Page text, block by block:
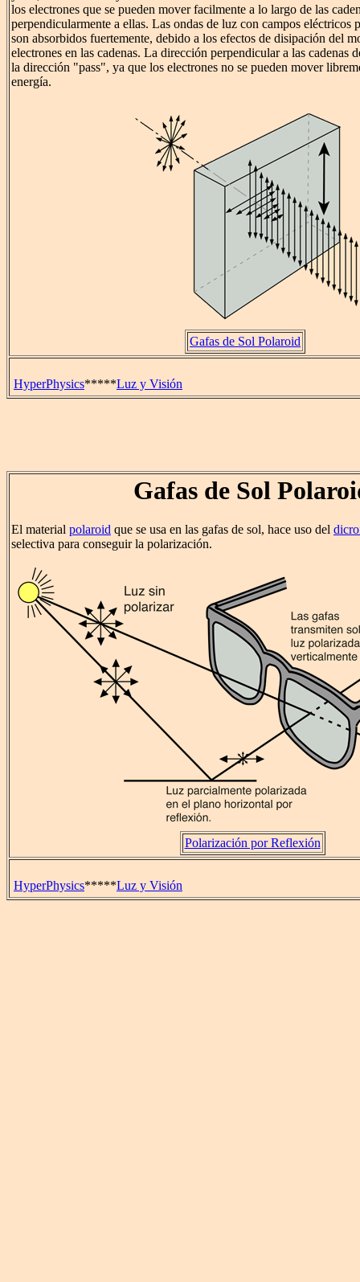
los electrones que se pueden mover facilmente a lo largo de las
perpendicularmente a ellas. Las ondas de luz con campos eléctricos
son absorbidos fuertemente, debido a los efectos de disipación del
electrones en las cadenas. La dirección perpendicular a las cadenas
la dirección "pass", ya que los electrones no se pueden mover
energía.
Gafas de Sol Polaroid
HyperPhysics*****Luz y Visión
Gafas de Sol
El material polaroid que se usa en las gafas de sol, hace uso del
selectiva para conseguir la polarización.
Polarización por Reflexión
HyperPhysics*****Luz y Visión